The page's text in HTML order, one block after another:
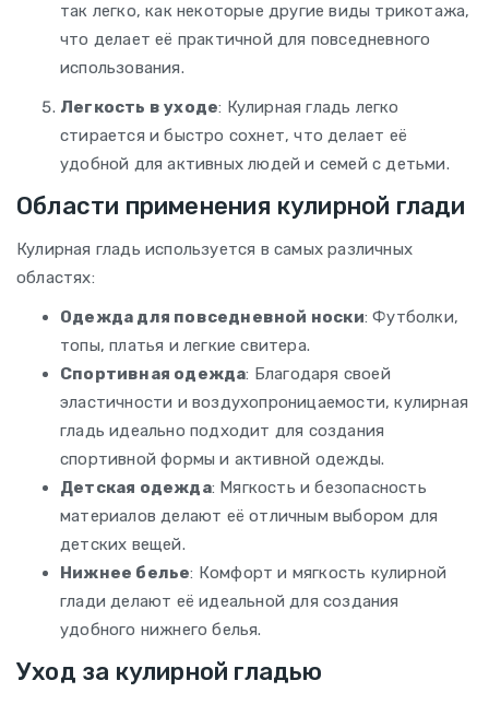
так легко, как некоторые другие виды трикотажа,
что делает её практичной для повседневного
использования.
Легкость в уходе: Кулирная гладь легко
стирается и быстро сохнет, что делает её
удобной для активных людей и семей с детьми.
Области применения кулирной глади
Кулирная гладь используется в самых различных
областях:
Одежда для повседневной носки: Футболки,
топы, платья и легкие свитера.
Спортивная одежда: Благодаря своей
эластичности и воздухопроницаемости, кулирная
гладь идеально подходит для создания
спортивной формы и активной одежды.
Детская одежда: Мягкость и безопасность
материалов делают её отличным выбором для
детских вещей.
Нижнее белье: Комфорт и мягкость кулирной
глади делают её идеальной для создания
удобного нижнего белья.
Уход за кулирной гладью